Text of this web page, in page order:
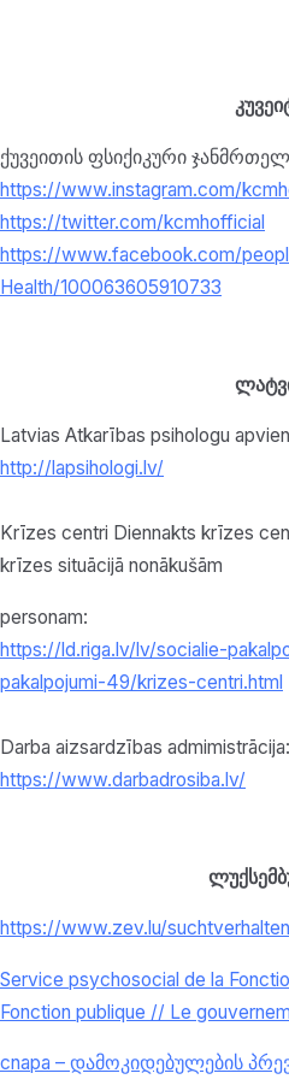
ქუვეითის ფსიქიკური
https://www.instagram.com/
https://twitter.com/kcmhofficial
https://www.facebook.com/
Health/100063605910733
Latvias Atkarības psihologu
http://lapsihologi.lv/
Krīzes centri Diennakts krīzes
krīzes situācijā nonākušām
personam:
https://ld.riga.lv/lv/socialie-
pakalpojumi-49/krizes-centri.html
Darba aizsardzības admimistrācija:
https://www.darbadrosiba.lv/
https://www.zev.lu/
Service psychosocial de la
Fonction publique // Le
cnapa – დამოკიდებულების